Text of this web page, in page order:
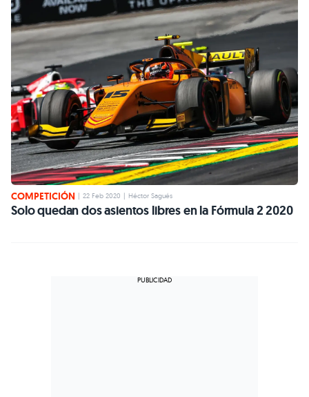
COMPETICIÓN 22 Feb 2020 Héctor Sagués
Solo quedan dos asientos libres en la Fórmula 2 2020